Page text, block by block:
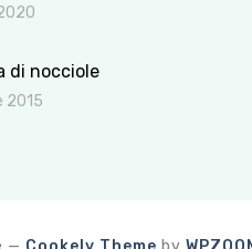
di nocciole
2015